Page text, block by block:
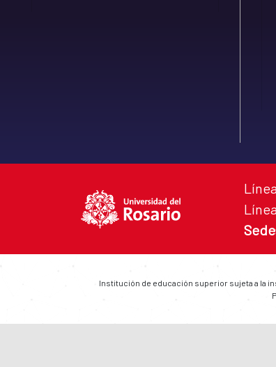
Institución de educación superior sujeta a la